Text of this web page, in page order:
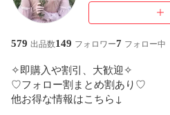
579 出品数149 フォロワー7 フォロー中
✧︎即購入や割引、大歓迎✧︎
♡フォロー割まとめ割あり♡
他お得な情報はこちら↓